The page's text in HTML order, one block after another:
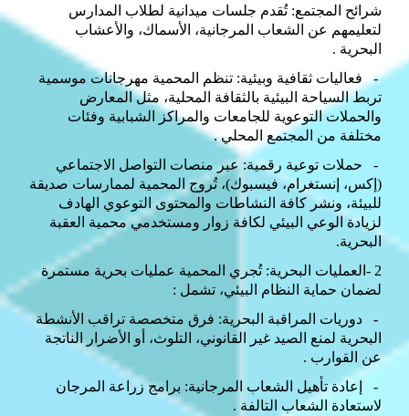
شرائح المجتمع: تُقدم جلسات ميدانية لطلاب المدارس
لتعليمهم عن الشعاب المرجانية، الأسماك، والأعشاب
البحرية .
- فعاليات ثقافية وبيئية: تنظم المحمية مهرجانات موسمية
تربط السياحة البيئية بالثقافة المحلية، مثل المعارض
والحملات التوعوية للجامعات والمراكز الشبابية وفئات
مختلفة من المجتمع المحلي.
- حملات توعية رقمية: عبر منصات التواصل الاجتماعي
(إكس، إنستغرام، فيسبوك)، تُروج المحمية لممارسات صديقة
للبيئة، ونشر كافة النشاطات والمحتوى التوعوي الهادف
لزيادة الوعي البيئي لكافة زوار ومستخدمي محمية العقبة
البحرية.
2
- العمليات البحرية: تُجري المحمية عمليات بحرية مستمرة
لضمان حماية النظام البيئي، تشمل :
- دوريات المراقبة البحرية: فرق متخصصة تراقب الأنشطة
البحرية لمنع الصيد غير القانوني، التلوث، أو الأضرار الناتجة
عن القوارب .
-
إعادة تأهيل الشعاب المرجانية: برامج زراعة المرجان
لاستعادة الشعاب التالفة .